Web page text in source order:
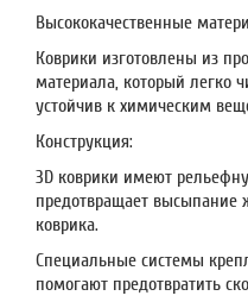
Высококачественные
Коврики изготовлены из
материала, который легко
устойчив к химическим
Конструкция:
3D коврики имеют
предотвращает высыпание
коврика.
Специальные системы
помогают предотвратить